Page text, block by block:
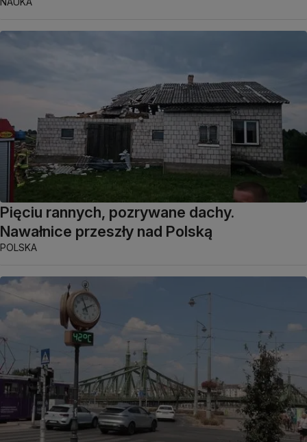
Pięciu rannych, pozrywane dachy.
Nawałnice przeszły nad Polską
POLSKA